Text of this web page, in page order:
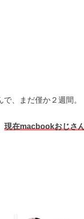
、まだ僅か２週間。
現在macbookおじさ